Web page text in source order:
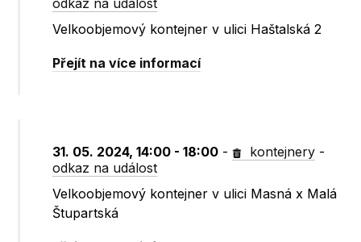
odkaz na událost
Velkoobjemový kontejner v ulici Haštalská 2
Přejít na více informací
31. 05. 2024, 14:00 - 18:00 - kontejnery -
odkaz na událost
Velkoobjemový kontejner v ulici Masná x Malá
Štupartská